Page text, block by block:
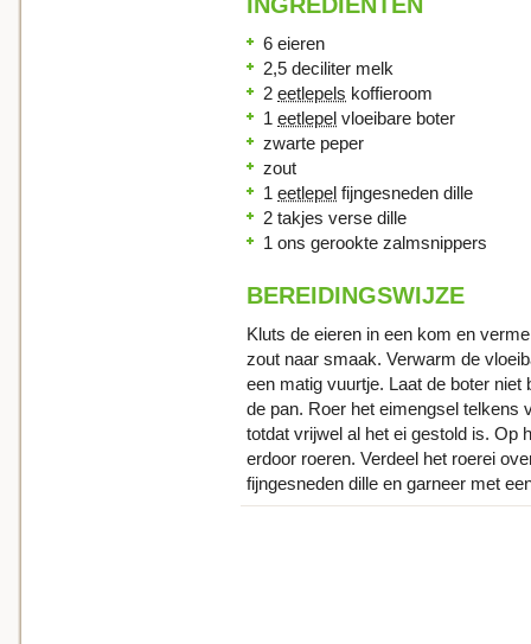
6 eieren
2,5 deciliter melk
2 eetlepels koffieroom
1 eetlepel vloeibare boter
zwarte peper
zout
1 eetlepel fijngesneden dille
2 takjes verse dille
1 ons gerookte zalmsnippers
BEREIDINGSWIJZE
Kluts de eieren in een kom en
zout naar smaak. Verwarm de
een matig vuurtje. Laat de boter
de pan. Roer het eimengsel telkens
totdat vrijwel al het ei gestold is. Op
erdoor roeren. Verdeel het roerei
fijngesneden dille en garneer met